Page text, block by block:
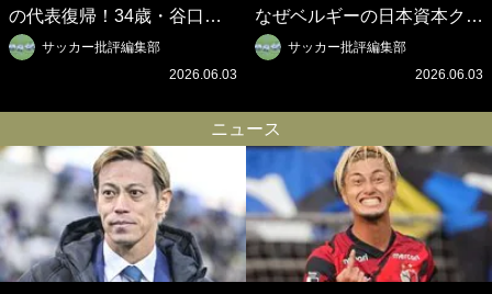
の代表復帰！34歳・谷口彰
悟の奇跡を支えた日本資本の
ベルギークラブ、次なる野望
ロイデン立石敬之CEOの世
界戦略】(2)
サッカー批評編集部
2026.06.03
なぜベルギーの日本資本クラ
ブは創設102年目に歴史的快
挙を成し遂げられたのか？
之CEOの世界戦略】(1)
サッカー批評編集部
2026.06.03
ニュース